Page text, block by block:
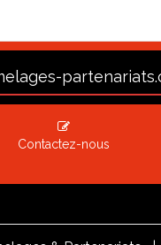
Contactez-nous